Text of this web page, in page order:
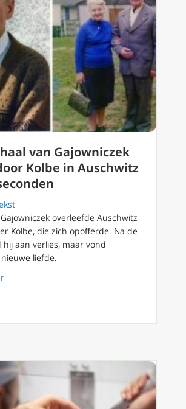
van Gajowniczek
Kolbe in Auschwitz
overleefde Auschwitz
Kolbe, die zich opofferde. Na de
hij aan verlies, maar vond
liefde.
about Het verhaal van Gajowniczek gered